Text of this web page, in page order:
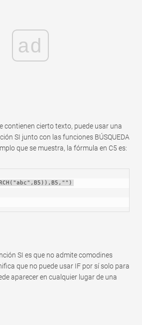
ad
contienen cierto texto, puede usar una
SI junto con las funciones BÚSQUEDA
que se muestra, la fórmula en C5 es:
SI es que no admite comodines
que no puede usar IF por sí solo para
aparecer en cualquier lugar de una